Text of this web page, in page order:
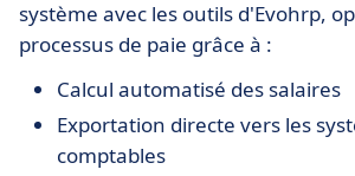
système avec les outils d'Evohrp,
processus de paie grâce à :
Calcul automatisé des salaires
Exportation directe vers les
comptables